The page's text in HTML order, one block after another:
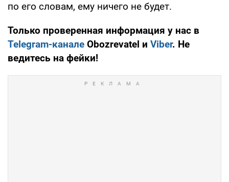
по его словам, ему ничего не будет.
Только проверенная информация у нас в
Telegram-канале Obozrevatel и Viber. Не
ведитесь на фейки!